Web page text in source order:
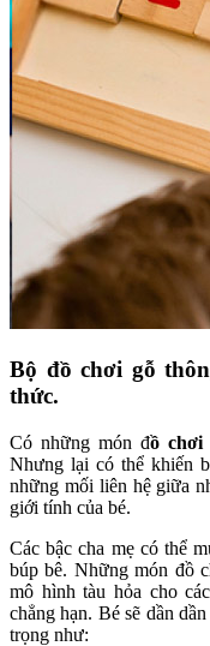
Bộ đồ chơi gỗ
thức.
Có những món đồ chơi
Nhưng lại có thể khiến
những mối liên hệ giữa
giới tính của bé.
Các bậc cha mẹ có thể
búp bê. Những món đồ
mô hình tàu hỏa cho
chẳng hạn. Bé sẽ dần
trọng như: